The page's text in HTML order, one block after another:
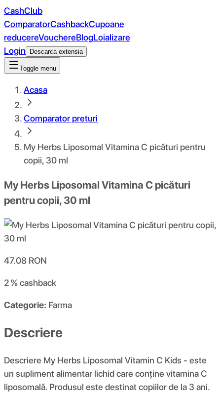
CashClub
ComparatorCashbackCupoane
reducereVouchereBlogLoializare
Login
Descarca extensia
Toggle menu
Acasa
Comparator preturi
My Herbs Liposomal Vitamina C picături pentru
copii, 30 ml
My Herbs Liposomal Vitamina C picături
pentru copii, 30 ml
47.08 RON
2 %cashback
Categorie: Farma
Descriere
Descriere My Herbs Liposomal Vitamin C Kids - este
un supliment alimentar lichid care conține vitamina C
liposomală. Produsul este destinat copiilor de la 3 ani.